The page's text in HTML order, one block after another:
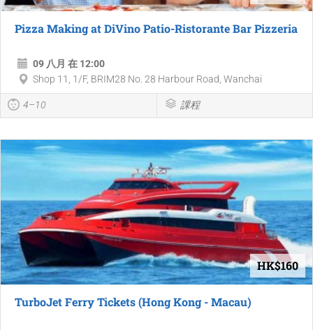
Pizza Making at DiVino Patio-Ristorante Bar Pizzeria
09 八月 在 12:00
Shop 11, 1/F, BRIM28 No. 28 Harbour Road, Wanchai
4–10 課程
HK$160
TurboJet Ferry Tickets (Hong Kong - Macau)